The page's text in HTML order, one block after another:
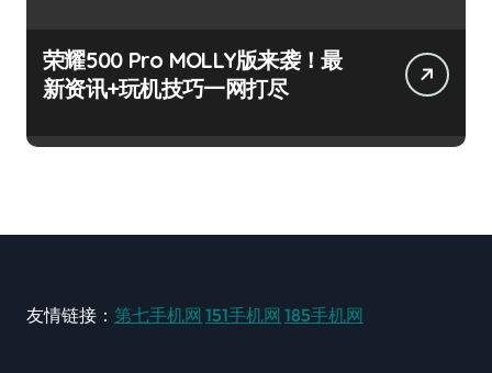
荣耀500 Pro MOLLY版来袭！最
新资讯+玩机技巧一网打尽
友情链接： 第七手机网 151手机网 185手机网